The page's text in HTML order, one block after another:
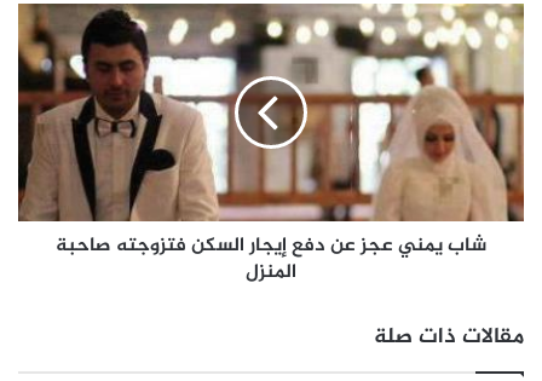
شاب يمني عجز عن دفع إيجار السكن فتزوجته صاحبة
المنزل
مقالات ذات صلة